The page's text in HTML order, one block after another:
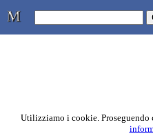
Studio Legale
Utilizziamo i cookie. Proseguendo